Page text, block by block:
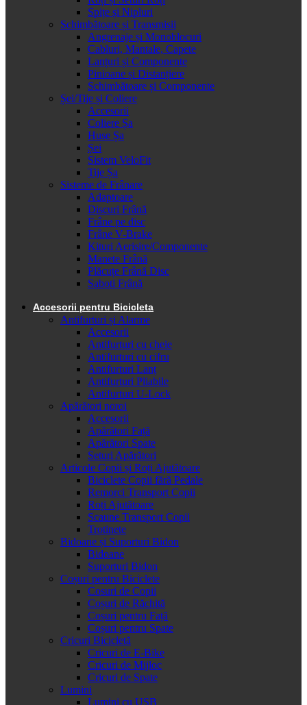
Spițe și Nipluri
Schimbătoare și Transmisii
Angrenaje și Monoblocuri
Cabluri, Mantale, Capete
Lanțuri și Componente
Pinioane și Distanțiere
Schimbătoare și Componente
Șei/Tije și Coliere
Accesorii
Coliere Șa
Huse Șa
Șei
Sistem VeloFit
Tije Șa
Sisteme de Frânare
Adaptoare
Discuri Frână
Frâne pe disc
Frâne V-Brake
Kituri Aerisire/Componente
Manete Frână
Plăcuțe Frână Disc
Saboti Frână
Accesorii pentru Bicicleta
Antifurturi și Alarme
Accesorii
Antifurturi cu cheie
Antifurturi cu cifru
Antifurturi Lanț
Antifurturi Pliabile
Antifurturi U-Lock
Apărători noroi
Accesorii
Apărători Față
Apărători Spate
Seturi Apărători
Articole Copii și Roți Ajutătoare
Biciclete Copii fără Pedale
Remorci Transport Copii
Roți Ajutătoare
Scaune Transport Copii
Trotinete
Bidoane și Suporturi Bidon
Bidoane
Suporturi Bidon
Coșuri pentru Biciclete
Cosuri de Copii
Coșuri de Răchită
Coșuri pentru Față
Coșuri pentru Spate
Cricuri Bicicletă
Cricuri de E-Bike
Cricuri de Mijloc
Cricuri de Spate
Lumini
Lumini cu USB